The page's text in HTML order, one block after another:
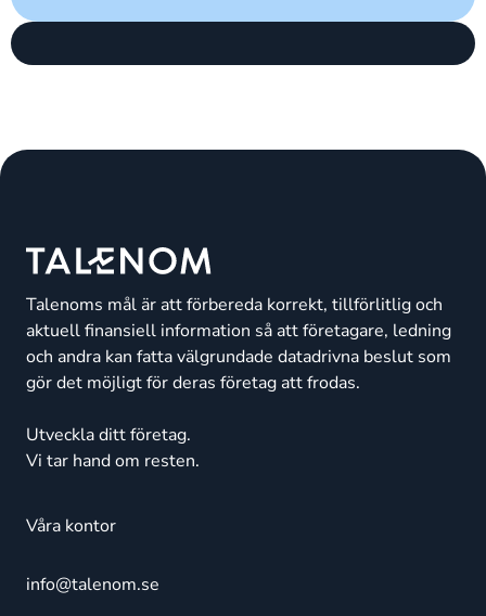
Talenoms mål är att förbereda korrekt, tillförlitlig och
aktuell finansiell information så att företagare, ledning
och andra kan fatta välgrundade datadrivna beslut som
gör det möjligt för deras företag att frodas.
Utveckla ditt företag.
Vi tar hand om resten.
Våra kontor
info@talenom.se